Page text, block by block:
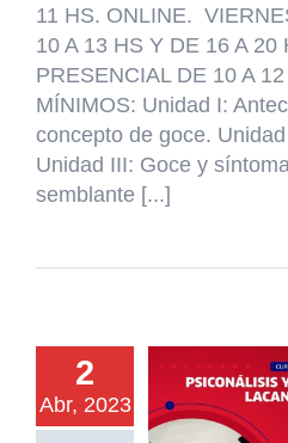
11 HS. ONLINE.
10 A 13 HS Y DE 16 A
PRESENCIAL DE 10 A
MÍNIMOS: Unidad I:
concepto de goce.
Unidad III: Goce y
semblante [...]
2
Abr, 2023
Y